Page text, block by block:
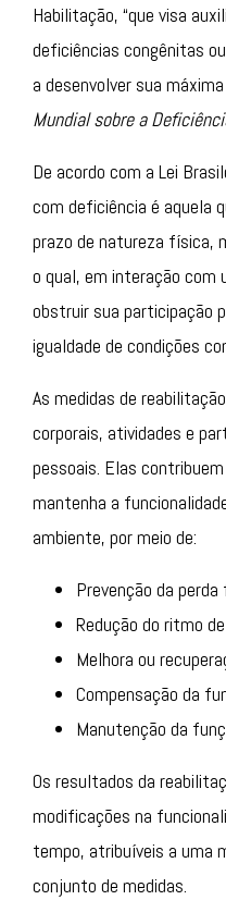
Habilitação, “que visa
deficiências congênitas
a desenvolver sua
Mundial sobre a
De acordo com a Lei
com deficiência é aquela
prazo de natureza física,
o qual, em interação com
obstruir sua participação
igualdade de condições
As medidas de
corporais, atividades e
pessoais. Elas
mantenha a
ambiente, por meio de:
Prevenção da perda
Redução do ritmo
Melhora ou
Compensação da
Manutenção da
Os resultados da
modificações na
tempo, atribuíveis a uma
conjunto de medidas.